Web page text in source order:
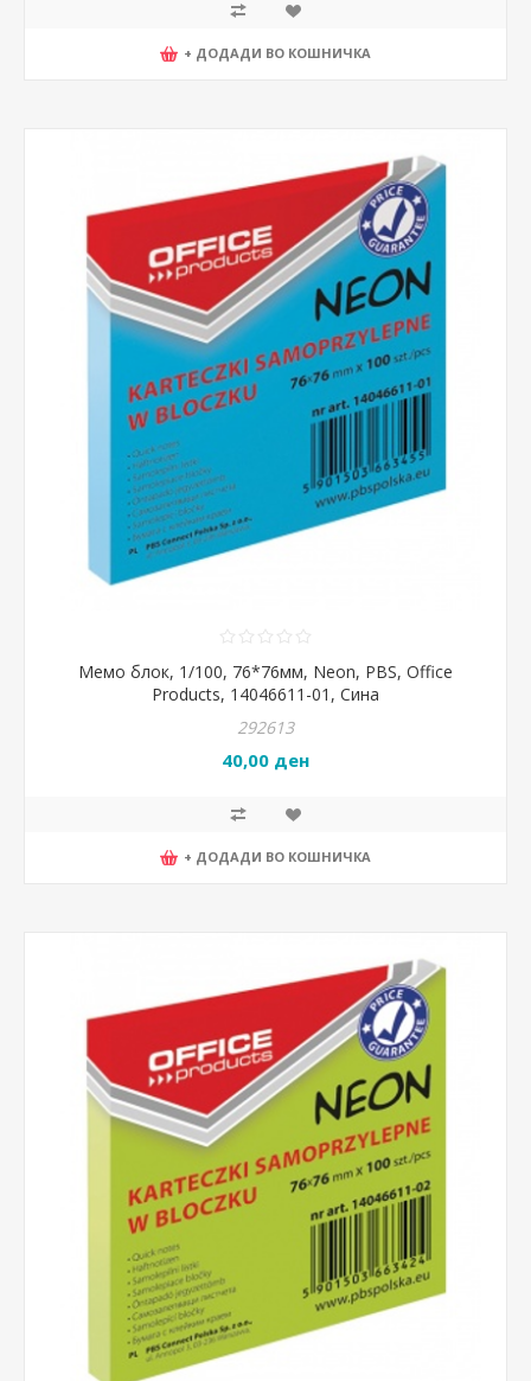
+ ДОДАДИ ВО КОШНИЧКА
Мемо блок, 1/100, 76*76мм, Neon, PBS, Office
Products, 14046611-01, Сина
292613
40,00 ден
+ ДОДАДИ ВО КОШНИЧКА